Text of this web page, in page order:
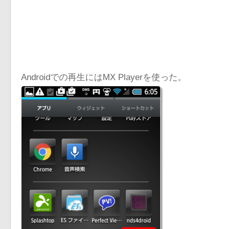
Androidでの再生にはMX Playerを使った。